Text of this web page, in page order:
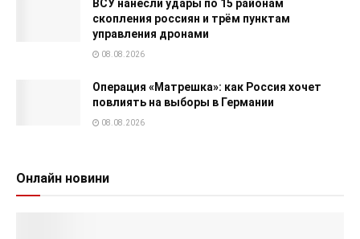
ВСУ нанесли удары по 15 районам
скопления россиян и трём пунктам
управления дронами
08.08.2026
Операция «Матрешка»: как Россия хочет
повлиять на выборы в Германии
08.08.2026
Онлайн новини